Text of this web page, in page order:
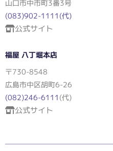
山口市中市町3番3号
(083)902-1111(代)
公式サイト
福屋 八丁堀本店
〒730-8548
広島市中区胡町6-26
(082)246-6111 (代)
公式サイト